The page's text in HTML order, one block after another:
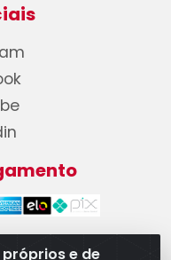
e de